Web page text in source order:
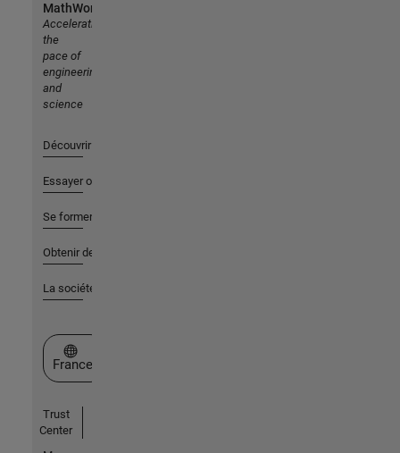
MathWorks
Accelerating
the
pace of
engineering
and
science
Découvrir les produits
Essayer ou acheter
Se former
Obtenir de l'aide
La société
Sélectionner un site web
France
Trust
Center